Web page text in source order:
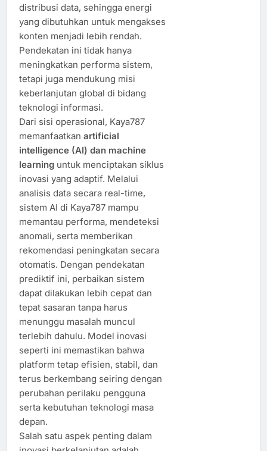
distribusi data, sehingga energi
yang dibutuhkan untuk mengakses
konten menjadi lebih rendah.
Pendekatan ini tidak hanya
meningkatkan performa sistem,
tetapi juga mendukung misi
keberlanjutan global di bidang
teknologi informasi.
Dari sisi operasional, Kaya787
memanfaatkan artificial
intelligence (AI) dan machine
learning untuk menciptakan siklus
inovasi yang adaptif. Melalui
analisis data secara real-time,
sistem AI di Kaya787 mampu
memantau performa, mendeteksi
anomali, serta memberikan
rekomendasi peningkatan secara
otomatis. Dengan pendekatan
prediktif ini, perbaikan sistem
dapat dilakukan lebih cepat dan
tepat sasaran tanpa harus
menunggu masalah muncul
terlebih dahulu. Model inovasi
seperti ini memastikan bahwa
platform tetap efisien, stabil, dan
terus berkembang seiring dengan
perubahan perilaku pengguna
serta kebutuhan teknologi masa
depan.
Salah satu aspek penting dalam